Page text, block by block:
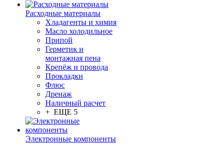
Расходные материалы
Хладагенты и химия
Масло холодильное
Припой
Герметик и
монтажная пена
Крепёж и провода
Прокладки
Флюс
Дренаж
Наличный расчет
+ ЕЩЕ 5
Электронные компоненты